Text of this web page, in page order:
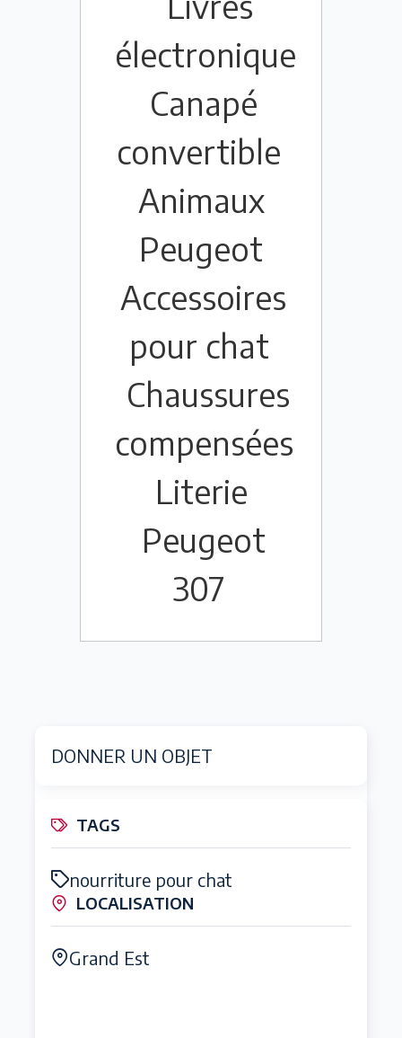
électronique
Canapé
convertible
Animaux
Peugeot
Accessoires
pour chat
Chaussures
compensées
Literie
Peugeot
307
DONNER UN OBJET
TAGS
nourriture pour chat
LOCALISATION
Grand Est